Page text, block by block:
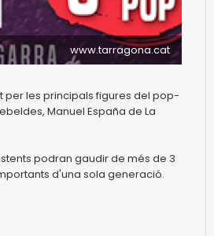
www.tarragona.cat
per les principals figures del pop-
Manuel España de La
podran gaudir de més de 3
d'una sola generació.